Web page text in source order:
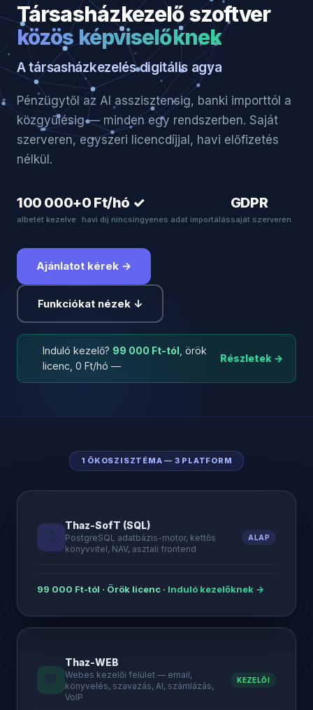
Társasházkezelő szoftver
közös képviselőknek
A társasházkezelés digitális agya
Pénzügytől az AI asszisztensig, banki importtól a
közgyűlésig — minden egy rendszerben. Saját
szerveren, egyszeri licencdíjjal, havi előfizetés
nélkül.
100 000+
albetét kezelve
0 Ft/hó
havi díj nincs
✓
ingyenes adat importálás
GDPR
saját szerveren
Ajánlatot kérek →
Funkciókat nézek ↓
Induló kezelő? 99 000 Ft-tól , örök
licenc, 0 Ft/hó —
Részletek →
1 ÖKOSZISZTÉMA — 3 PLATFORM
🗄️
Thaz-SofT (SQL)
PostgreSQL adatbázis-motor, kettős
könyvvitel, NAV, asztali frontend
ALAP
99 000 Ft-tól · Örök licenc · Induló kezelőknek →
Thaz-WEB
Webes kezelői felület — email,
könyvelés, szavazás, AI, számlázás,
VoIP
KEZELŐI